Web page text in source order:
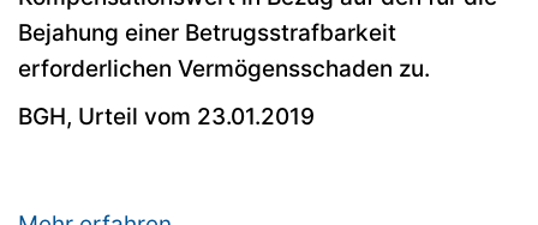
Bejahung einer Betrugsstrafbarkeit
erforderlichen Vermögensschaden zu.
BGH, Urteil vom 23.01.2019